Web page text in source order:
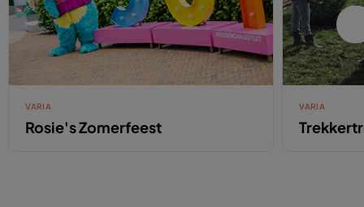
VARIA
Rosie's Zomerfeest
VARIA